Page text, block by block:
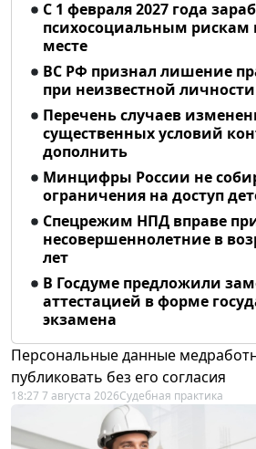
С 1 февраля 2027 года
психосоциальным рискам
месте
ВС РФ признал лишение
при неизвестной
Перечень случаев
существенных условий
дополнить
Минцифры России не
ограничения на доступ
Спецрежим НПД вправе
несовершеннолетние в
лет
В Госдуме предложили
аттестацией в форме
экзамена
Персональные данные
публиковать без его согласия
18:27 7 августа 2026Судебная практика